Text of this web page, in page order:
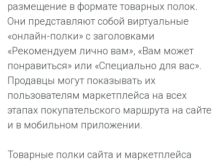
размещение в формате товарных полок.
Они представляют собой виртуальные
«онлайн-полки» с заголовками
«Рекомендуем лично вам», «Вам может
понравиться» или «Специально для вас».
Продавцы могут показывать их
пользователям маркетплейса на всех
этапах покупательского маршрута на сайте
и в мобильном приложении.
Товарные полки сайта и маркетплейса